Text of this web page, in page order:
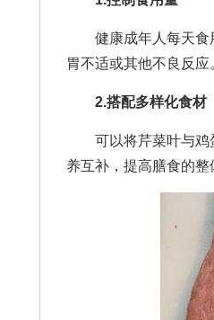
健康成年人每天食用
胃不适或其他不良反应
2.搭配多样化食材
可以将芹菜叶与鸡蛋
养互补，提高膳食的整